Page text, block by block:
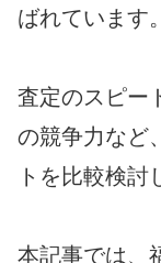
ばれています。
査定のスピー
の競争力など
トを比較検討
本記事では、